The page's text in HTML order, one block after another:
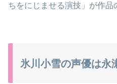
ちをにじませる演技」が作品
氷川小雪の声優は永